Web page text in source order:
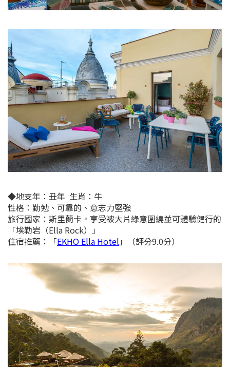
◆地支年：丑年 生肖：牛
性格：勤勉、可靠的、意志力堅強
旅行國家：斯里蘭卡。享受被大片綠意圍繞並可體驗健行的
「埃勒岩（Ella Rock）」
住宿推薦：
「EKHO Ella Hotel 」（評分9.0分）